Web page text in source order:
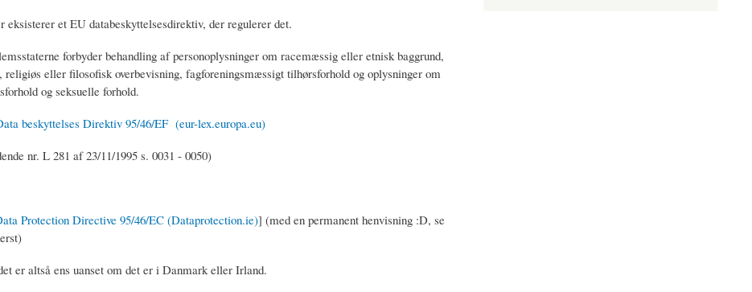
eksisterer et EU databeskyttelsesdirektiv, der regulerer det.
forbyder behandling af personoplysninger om racemæssig eller etnisk baggrund,
religiøs eller filosofisk overbevisning, fagforeningsmæssigt tilhørsforhold og oplysninger om
og seksuelle forhold.
beskyttelses Direktiv 95/46/EF (eur-lex.europa.eu)
nr. L 281 af 23/11/1995 s. 0031 - 0050)
Protection Directive 95/46/EC (Dataprotection.ie)] (med en permanent henvisning :D, se
er altså ens uanset om det er i Danmark eller Irland.